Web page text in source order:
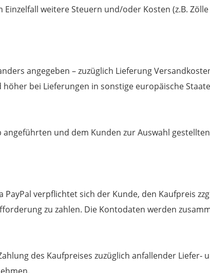
weitere Steuern und/oder Kosten (z.B.
angegeben – zuzüglich Lieferung
bei Lieferungen in sonstige europäische
angeführten und dem Kunden zur Auswahl
verpflichtet sich der Kunde, den Kaufpreis
zu zahlen. Die Kontodaten werden
des Kaufpreises zuzüglich anfallender